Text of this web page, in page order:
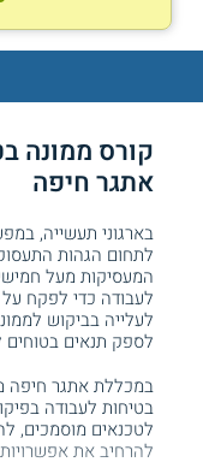
קורס ממונה
אתגר חיפה
בארגוני תעשייה,
לתחום הגהות
המעסיקות מעל
לעבודה כדי לפקח על
לעלייה בביקוש
לספק תנאים בטוחים
במכללת אתגר חיפה
בטיחות לעבודה
לטכנאים מוסמכים,
להרחיב את